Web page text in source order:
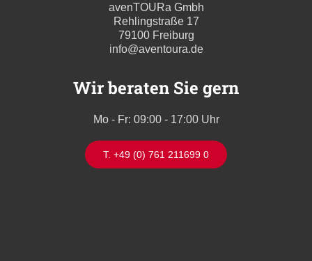
avenTOURa Gmbh
Rehlingstraße 17
79100 Freiburg
info@aventoura.de
Wir beraten Sie gern
Mo - Fr: 09:00 - 17:00 Uhr
T. +49 (0) 761 211699 0